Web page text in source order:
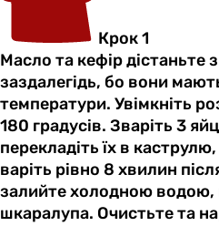
Крок 1
Масло та кефір дістаньте
заздалегідь, бо вони
температури. Увімкніть
180 градусів. Зваріть 3
перекладіть їх в
варіть рівно 8 хвилин
залийте холодною
шкаралупа. Очистьте та